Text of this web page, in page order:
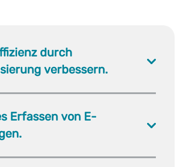
durch
verbessern.
Erfassen von E-